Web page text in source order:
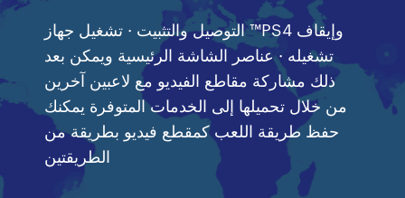
التوصيل والتثبيت · تشغيل جهاز ™PS4 وإيقاف
تشغيله · عناصر الشاشة الرئيسية ويمكن بعد
ذلك مشاركة مقاطع الفيديو مع لاعبين آخرين
من خلال تحميلها إلى الخدمات المتوفرة يمكنك
حفظ طريقة اللعب كمقطع فيديو بطريقة من
الطريقتين